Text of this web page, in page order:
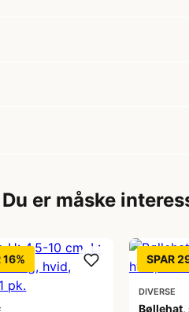
Du er måske
16% SPAR
DIVERSE
Bøllehat,